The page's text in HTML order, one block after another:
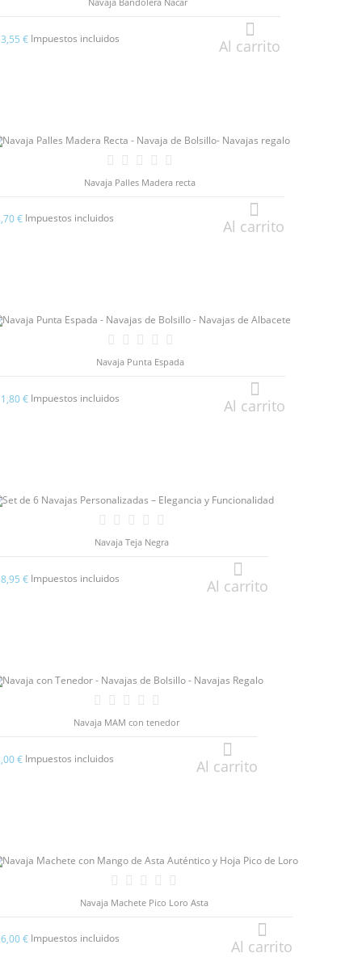
€ Impuestos incluidos Al carrito
Navaja Palles Madera recta
€ Impuestos incluidos Al carrito
Navaja Punta Espada
€ Impuestos incluidos Al carrito
Navaja Teja Negra
€ Impuestos incluidos Al carrito
Navaja MAM con tenedor
€ Impuestos incluidos Al carrito
Navaja Machete Pico Loro Asta
€ Impuestos incluidos Al carrito